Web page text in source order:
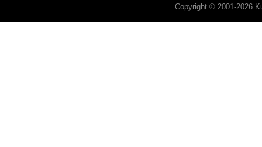
Copyright © 2001-2026